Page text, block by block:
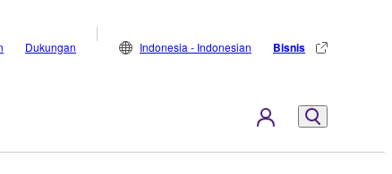
Dukungan Indonesia - Indonesian Bisnis